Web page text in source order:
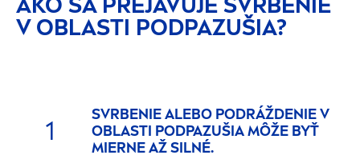
AKO SA PREJAVUJE SVRBENIE
V OBLASTI PODPAZUŠIA?
1
SVRBENIE ALEBO PODRÁŽDENIE V
OBLASTI PODPAZUŠIA MÔŽE BYŤ
MIERNE AŽ SILNÉ.